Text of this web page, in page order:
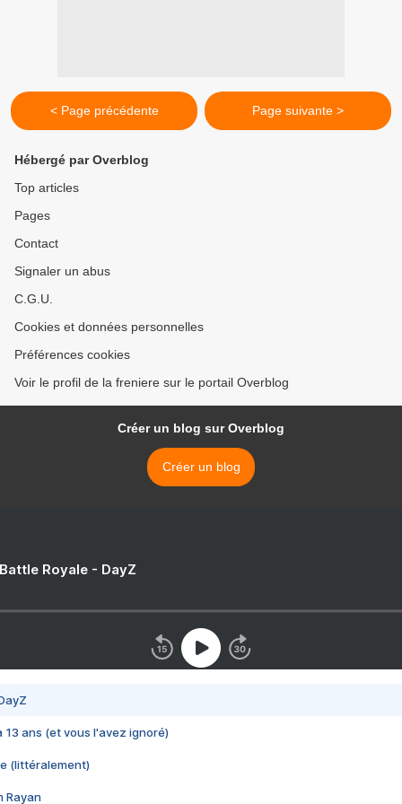
< Page précédente Page suivante >
Hébergé par Overblog
Top articles
Pages
Contact
Signaler un abus
C.G.U.
Cookies et données personnelles
Préférences cookies
Voir le profil de la freniere sur le portail Overblog
Créer un blog sur Overblog
Créer un blog
Royale - DayZ
13 ans (et vous l'avez ignoré)
(littéralement)
Rayan